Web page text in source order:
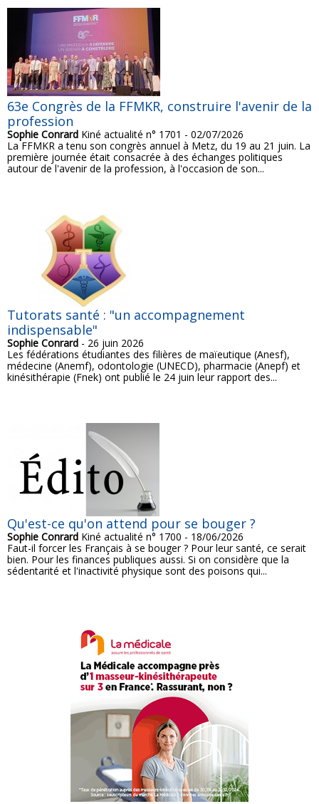
63e Congrès de la FFMKR, construire l'avenir de la
profession
Sophie Conrard Kiné actualité n° 1701 - 02/07/2026
La FFMKR a tenu son congrès annuel à Metz, du 19 au 21 juin. La
première journée était consacrée à des échanges politiques
autour de l'avenir de la profession, à l'occasion de son...
Tutorats santé : "un accompagnement
indispensable"
Sophie Conrard - 26 juin 2026
Les fédérations étudiantes des filières de maïeutique (Anesf),
médecine (Anemf), odontologie (UNECD), pharmacie (Anepf) et
kinésithérapie (Fnek) ont publié le 24 juin leur rapport des...
Qu'est-ce qu'on attend pour se bouger ?
Sophie Conrard Kiné actualité n° 1700 - 18/06/2026
Faut-il forcer les Français à se bouger ? Pour leur santé, ce serait
bien. Pour les finances publiques aussi. Si on considère que la
sédentarité et l'inactivité physique sont des poisons qui...